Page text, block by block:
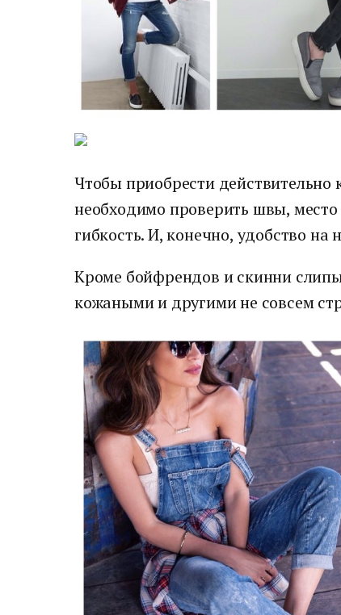
Чтобы приобрести действительно
необходимо проверить швы,
гибкость. И, конечно, удобство на
Кроме бойфрендов и скинни
кожаными и другими не совсем